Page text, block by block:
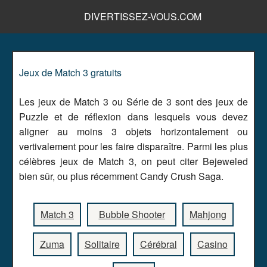
DIVERTISSEZ-VOUS.COM
Jeux de Match 3 gratuits
Les jeux de Match 3 ou Série de 3 sont des jeux de
Puzzle et de réflexion dans lesquels vous devez
aligner au moins 3 objets horizontalement ou
vertivalement pour les faire disparaître. Parmi les plus
célèbres jeux de Match 3, on peut citer Bejeweled
bien sûr, ou plus récemment Candy Crush Saga.
Match 3 Bubble Shooter Mahjong
Zuma Solitaire Cérébral Casino